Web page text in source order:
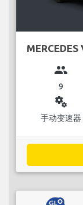
MERCEDES
group
9
miscellaneous_services
手动变速器